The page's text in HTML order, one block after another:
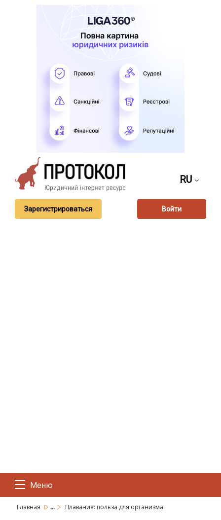
RU
Зарегистрироваться Войти
Меню
Главная ... Плавание: польза для организма